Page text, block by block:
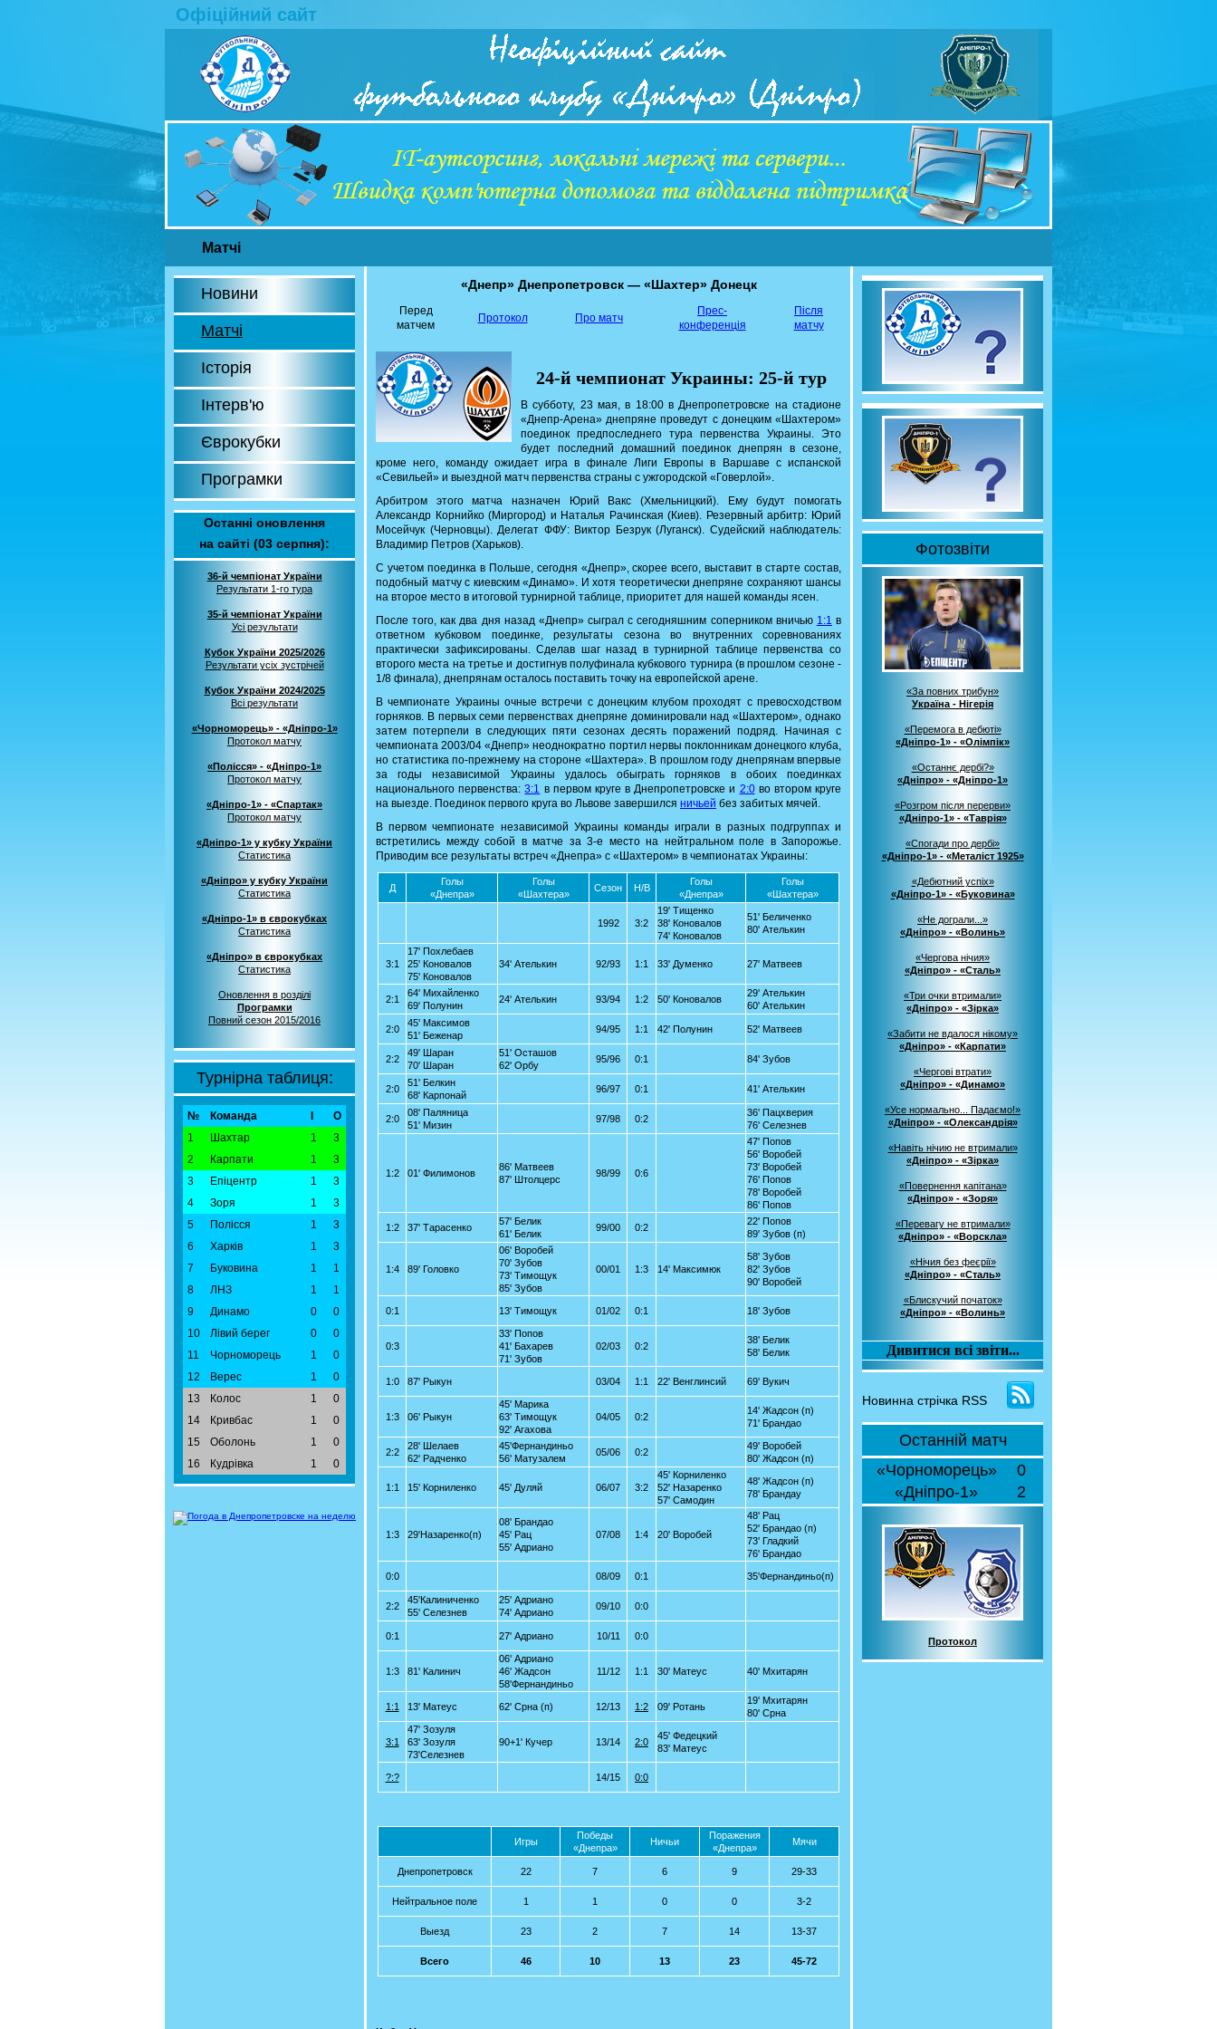
Офіційний сайт
Матчі
Новини
Матчі
Історія
Інтерв'ю
Єврокубки
Програмки
Останні оновлення
на сайті (03 серпня):
36-й чемпіонат України
Результати 1-го тура
35-й чемпіонат України
Усі результати
Кубок України 2025/2026
Результати усіх зустрічей
Кубок України 2024/2025
Всі результати
«Чорноморець» - «Дніпро-1»
Протокол матчу
«Полісся» - «Дніпро-1»
Протокол матчу
«Дніпро-1» - «Спартак»
Протокол матчу
«Дніпро-1» у кубку України
Статистика
«Дніпро» у кубку України
Статистика
«Дніпро-1» в єврокубках
Статистика
«Дніпро» в єврокубках
Статистика
Оновлення в розділі
Програмки
Повний сезон 2015/2016
Турнірна таблиця:
№ Команда
О
1
Шахтар 1
3
2
Карпати 1
3
3
Епіцентр 1
3
4
Зоря 1
3
5
Полісся 1
3
6
Харків 1
3
7
Буковина 1
1
8
ЛНЗ 1
1
9
Динамо 0
0
10
Лівий берег 0
0
11
Чорноморець 1
0
12
Верес 1
0
13
Колос 1
0
14
Кривбас 1
0
15
Оболонь 1
0
16
Кудрівка 1 0
«Днепр» Днепропетровск — «Шахтер» Донецк
Перед
матчем
Протокол Про матч
Прес-
конференція
Після
матчу
24-й чемпионат Украины: 25-й тур
В субботу, 23 мая, в 18:00 в Днепропетровске на стадионе
«Днепр-Арена» днепряне проведут с донецким «Шахтером»
поединок предпоследнего тура первенства Украины. Это
будет последний домашний поединок днепрян в сезоне,
кроме него, команду ожидает игра в финале Лиги Европы в Варшаве с испанской
«Севильей» и выездной матч первенства страны с ужгородской «Говерлой».
Арбитром этого матча назначен Юрий Вакс (Хмельницкий). Ему будут помогать
Александр Корнийко (Миргород) и Наталья Рачинская (Киев). Резервный арбитр: Юрий
Мосейчук (Черновцы). Делегат ФФУ: Виктор Безрук (Луганск). Судейский наблюдатель:
Владимир Петров (Харьков).
С учетом поединка в Польше, сегодня «Днепр», скорее всего, выставит в старте состав,
подобный матчу с киевским «Динамо». И хотя теоретически днепряне сохраняют шансы
на второе место в итоговой турнирной таблице, приоритет для нашей команды ясен.
После того, как два дня назад «Днепр» сыграл с сегодняшним соперником вничью 1:1 в
ответном кубковом поединке, результаты сезона во внутренних соревнованиях
практически зафиксированы. Сделав шаг назад в турнирной таблице первенства со
второго места на третье и достигнув полуфинала кубкового турнира (в прошлом сезоне -
1/8 финала), днепрянам осталось поставить точку на европейской арене.
В чемпионате Украины очные встречи с донецким клубом проходят с превосходством
горняков. В первых семи первенствах днепряне доминировали над «Шахтером», однако
затем потерпели в следующих пяти сезонах десять поражений подряд. Начиная с
чемпионата 2003/04 «Днепр» неоднократно портил нервы поклонникам донецкого клуба,
но статистика по-прежнему на стороне «Шахтера». В прошлом году днепрянам впервые
за годы независимой Украины удалось обыграть горняков в обоих поединках
национального первенства:3:1 в первом круге в Днепропетровске и 2:0во втором круге
на выезде. Поединок первого круга во Львове завершился ничьей без забитых мячей.
В первом чемпионате независимой Украины команды играли в разных подгруппах и
встретились между собой в матче за 3-е место на нейтральном поле в Запорожье.
Приводим все результаты встреч «Днепра» с «Шахтером» в чемпионатах Украины:
Д
Голы
«Днепра»
Голы
«Шахтера»
Сезон Н/В
Голы
«Днепра»
Голы
«Шахтера»
1992 3:2
19' Тищенко
38' Коновалов
74' Коновалов
51' Беличенко
80' Ателькин
3:1
17' Похлебаев
25' Коновалов
75' Коновалов
34' Ателькин 92/93 1:1 33' Думенко 27' Матвеев
2:1
64' Михайленко
69' Полунин
24' Ателькин 93/94 1:2 50' Коновалов
29' Ателькин
60' Ателькин
2:0
45' Максимов
51' Беженар
94/95 1:1 42' Полунин 52' Матвеев
2:2
49' Шаран
70' Шаран
51' Осташов
62' Орбу
95/96 0:1 84' Зубов
2:0
51' Белкин
68' Карпонай
96/97 0:1 41' Ателькин
2:0
08' Паляница
51' Мизин
97/98 0:2
36' Пацхверия
76' Селезнев
1:2 01' Филимонов
86' Матвеев
87' Штолцерс
98/99 0:6
47' Попов
56' Воробей
73' Воробей
76' Попов
78' Воробей
86' Попов
1:2 37' Тарасенко
57' Белик
61' Белик
99/00 0:2
22' Попов
89' Зубов (п)
1:4 89' Головко
06' Воробей
70' Зубов
73' Тимощук
85' Зубов
00/01 1:3 14' Максимюк
58' Зубов
82' Зубов
90' Воробей
0:1 13' Тимощук 01/02 0:1 18' Зубов
0:3
33' Попов
41' Бахарев
71' Зубов
02/03 0:2
38' Белик
58' Белик
1:0 87' Рыкун 03/04 1:1 22' Венглинсий 69' Вукич
1:3 06' Рыкун
45' Марика
63' Тимощук
92' Агахова
04/05 0:2
14' Жадсон (п)
71' Брандао
2:2
28' Шелаев
62' Радченко
45'Фернандиньо
56' Матузалем
05/06 0:2
49' Воробей
80' Жадсон (п)
1:1 15' Корниленко 45' Дуляй 06/07 3:2
45' Корниленко
52' Назаренко
57' Самодин
48' Жадсон (п)
78' Брандау
1:3 29'Назаренко(п)
08' Брандао
45' Рац
55' Адриано
07/08 1:4 20' Воробей
48' Рац
52' Брандао (п)
73' Гладкий
76' Брандао
0:0 08/09 0:1 35'Фернандиньо(п)
2:2
45'Калиниченко
55' Селезнев
25' Адриано
74' Адриано
09/10 0:0
0:1 27' Адриано 10/11 0:0
1:3 81' Калинич
06' Адриано
46' Жадсон
58'Фернандиньо
11/12 1:1 30' Матеус 40' Мхитарян
1:1 13' Матеус 62' Срна (п) 12/13 1:2 09' Ротань
19' Мхитарян
80' Срна
3:1
47' Зозуля
63' Зозуля
73'Селезнев
90+1' Кучер 13/14 2:0
45' Федецкий
83' Матеус
?:? 14/15 0:0
Игры
Победы
«Днепра»
Ничьи
Поражения
«Днепра»
Мячи
Днепропетровск 22 7 6 9 29-33
Нейтральное поле 1 1 0 0 3-2
Выезд 23 2 7 14 13-37
Всего 46 10 13 23 45-72
Фотозвіти
«За повних трибун»
Україна - Нігерія
«Перемога в дебюті»
«Дніпро-1» - «Олімпік»
«Останнє дербі?»
«Дніпро» - «Дніпро-1»
«Розгром після перерви»
«Дніпро-1» - «Таврія»
«Спогади про дербі»
«Дніпро-1» - «Металіст 1925»
«Дебютний успіх»
«Дніпро-1» - «Буковина»
«Не дограли...»
«Дніпро» - «Волинь»
«Чергова нічия»
«Дніпро» - «Сталь»
«Три очки втримали»
«Дніпро» - «Зірка»
«Забити не вдалося нікому»
«Дніпро» - «Карпати»
«Чергові втрати»
«Дніпро» - «Динамо»
«Усе нормально... Падаємо!»
«Дніпро» - «Олександрія»
«Навіть нічию не втримали»
«Дніпро» - «Зірка»
«Повернення капітана»
«Дніпро» - «Зоря»
«Перевагу не втримали»
«Дніпро» - «Ворскла»
«Нічия без феєрії»
«Дніпро» - «Сталь»
«Блискучий початок»
«Дніпро» - «Волинь»
Дивитися всі звіти...
Новинна стрічка RSS
Останній матч
«Чорноморець»
0
«Дніпро-1»
2
Протокол